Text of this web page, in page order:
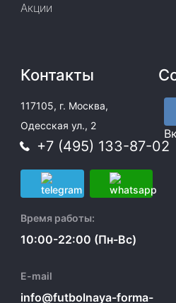
Акции
Контакты
117105, г. Москва,
Одесская ул., 2
+7 (495) 133-87-02
Время работы:
10:00-22:00 (Пн-Вс)
E-mail
info@futbolnaya-forma-